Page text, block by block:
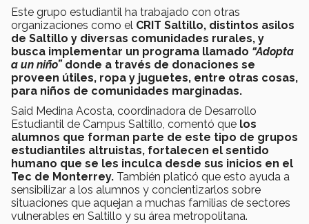
Este grupo estudiantil ha trabajado con otras
organizaciones como el CRIT Saltillo, distintos asilos
de Saltillo y diversas comunidades rurales, y
busca implementar un programa llamado “Adopta
a un niño” donde a través de donaciones se
proveen útiles, ropa y juguetes, entre otras cosas,
para niños de comunidades marginadas.
Said Medina Acosta, coordinadora de Desarrollo
Estudiantil de Campus Saltillo, comentó que los
alumnos que forman parte de este tipo de grupos
estudiantiles altruistas, fortalecen el sentido
humano que se les inculca desde sus inicios en el
Tec de Monterrey. También platicó que esto ayuda a
sensibilizar a los alumnos y concientizarlos sobre
situaciones que aquejan a muchas familias de sectores
vulnerables en Saltillo y su área metropolitana.